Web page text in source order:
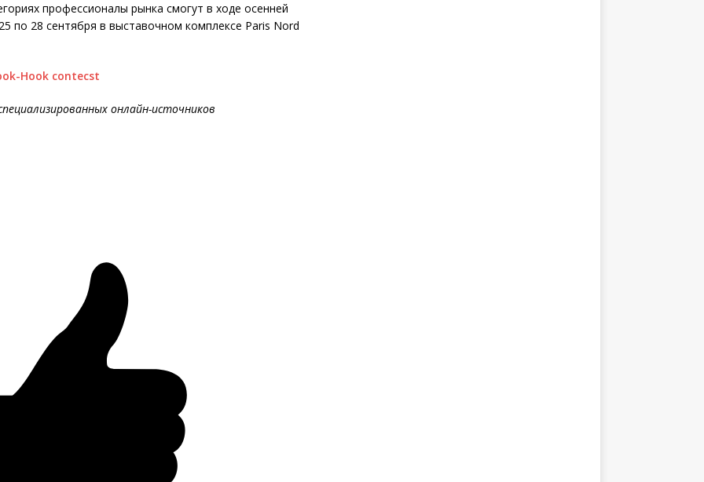
профессионалы рынка смогут в ходе осенней
по 28 сентября в выставочном комплексе Paris Nord
онлайн-источников